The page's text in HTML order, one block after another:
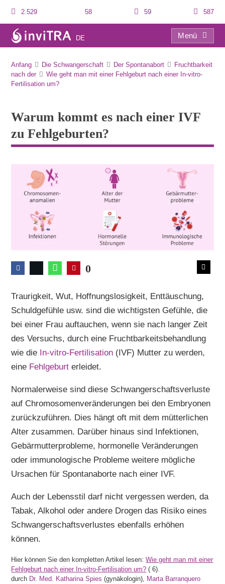
2.529 58 59 587
DE
Menü
Anfang Die Schwangerschaft Der Spontanabort
Fruchtbarkeit
nach der
Wie geht man mit einer Fehlgeburt nach einer In-vitro-
Fertilisation um?
Warum kommt es nach einer IVF
zu Fehlgeburten?
0
Traurigkeit, Wut, Hoffnungslosigkeit, Enttäuschung,
Schuldgefühle usw. sind die wichtigsten Gefühle, die
bei einer Frau auftauchen, wenn sie nach langer Zeit
des Versuchs, durch eine Fruchtbarkeitsbehandlung
wie die In-vitro-Fertilisation (IVF) Mutter zu werden,
eine Fehlgeburt erleidet.
Normalerweise sind diese Schwangerschaftsverluste
auf Chromosomenveränderungen bei den Embryonen
zurückzuführen. Dies hängt oft mit dem mütterlichen
Alter zusammen. Darüber hinaus sind Infektionen,
Gebärmutterprobleme, hormonelle Veränderungen
oder immunologische Probleme weitere mögliche
Ursachen für Spontanaborte nach einer IVF.
Auch der Lebensstil darf nicht vergessen werden, da
Tabak, Alkohol oder andere Drogen das Risiko eines
Schwangerschaftsverlustes ebenfalls erhöhen
können.
Hier können Sie den kompletten Artikel lesen:Wie geht man mit einer
Fehlgeburt nach einer In-vitro-Fertilisation um? ( 6).
durch Dr. Med. Katharina Spies (gynäkologin), Marta Barranquero